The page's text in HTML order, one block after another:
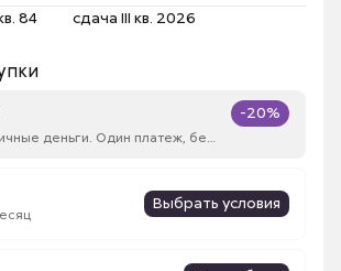
84 сдача III кв. 2026
Покупка за наличные деньги. Один платеж, без рассрочки
-20%
Выбрать условия